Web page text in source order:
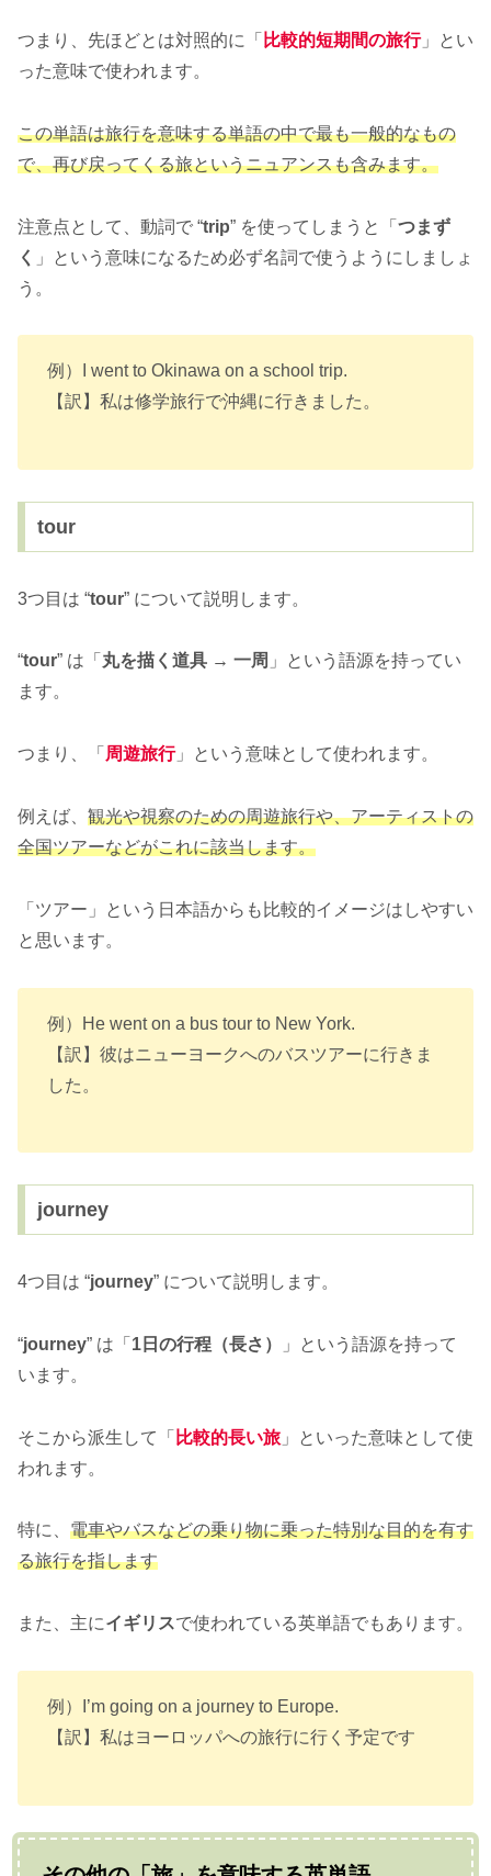
つまり、先ほどとは対照的に「 比較的短期間の旅行」とい
った意味で使われます。
この単語は旅行を意味する単語の中で最も一般的なもの
で、再び戻ってくる旅というニュアンスも含みます。
注意点として、動詞で “trip” を使ってしまうと「 つまず
く
」という意味になるため必ず名詞で使うようにしましょ
う。
例）I went to Okinawa on a school trip.
【訳】私は修学旅行で沖縄に行きました。
tour
3つ目は “tour” について説明します。
“tour” は「 丸を描く道具 → 一周 」という語源を持ってい
ます。
つまり、「 周遊旅行」という意味として使われます。
例えば、 観光や視察のための周遊旅行や、アーティストの
全国ツアーなどがこれに該当します。
「ツアー」という日本語からも比較的イメージはしやすい
と思います。
例）He went on a bus tour to New York.
【訳】彼はニューヨークへのバスツアーに行きま
した。
journey
4つ目は “journey” について説明します。
“journey” は「 1日の行程（長さ）
」という語源を持って
います。
そこから派生して「 比較的長い旅 」といった意味として使
われます。
特に、 電車やバスなどの乗り物に乗った特別な目的を有す
る旅行を指します
また、主にイギリスで使われている英単語でもあります。
例）I’m going on a journey to Europe.
【訳】私はヨーロッパへの旅行に行く予定です